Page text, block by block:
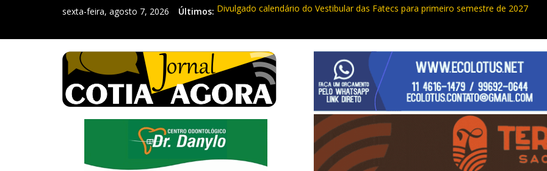
sexta-feira, agosto 7, 2026 Últimos: Divulgado calendário do Vestibular das Fatecs para primeiro semestre de 2027
Morador denuncia furto de cabos em postes na Estrada da Roselândia
Itapevi: Em duas ocorrências, PM recupera carga roubada, caminhão e liberta
Sebrae promove curso de compras públicas em Vargem Grande Paulista